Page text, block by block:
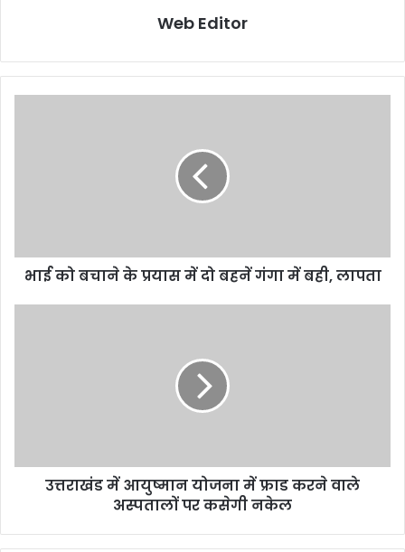
Web Editor
भाई को बचाने के प्रयास में दो बहनें गंगा में बही, लापता
उत्तराखंड में आयुष्मान योजना में फ्राड करने वाले
अस्पतालों पर कसेगी नकेल